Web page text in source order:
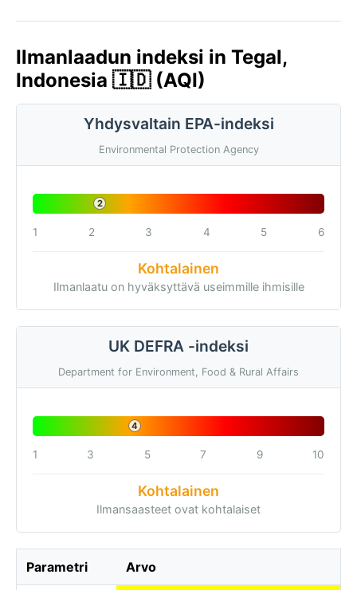
Ilmanlaadun indeksi in Tegal,
Indonesia 🇮🇩 (AQI)
Yhdysvaltain EPA-indeksi
Environmental Protection Agency
2
1 2 3 4 5 6
Kohtalainen
Ilmanlaatu on hyväksyttävä useimmille ihmisille
UK DEFRA -indeksi
Department for Environment, Food & Rural Affairs
4
1 3 5 7 9 10
Kohtalainen
Ilmansaasteet ovat kohtalaiset
Parametri Arvo